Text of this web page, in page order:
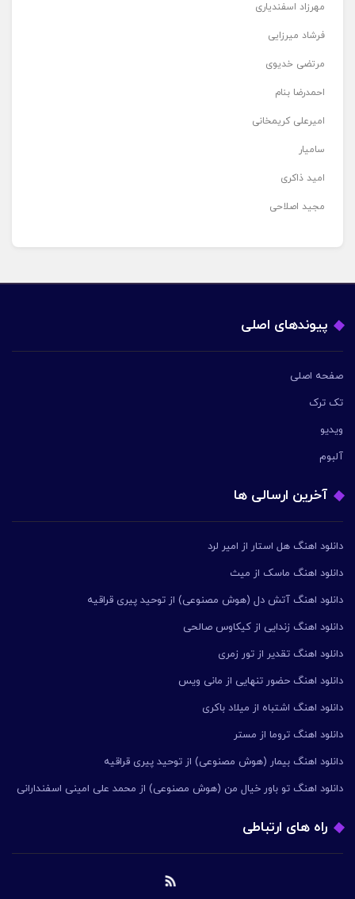
مهرزاد اسفندیاری
فرشاد میرزایی
مرتضی خدیوی
احمدرضا بنام
امیرعلی کریمخانی
سامیار
امید ذاکری
مجید اصلاحی
پیوندهای اصلی
صفحه اصلی
تک ترک
ویدیو
آلبوم
آخرین ارسالی ها
دانلود اهنگ هل استار از امیر لرد
دانلود اهنگ ماسک از میث
دانلود اهنگ آتش دل (هوش مصنوعی) از توحید پیری قراقیه
دانلود اهنگ زندایی از کیکاوس صالحی
دانلود اهنگ تقدیر از تور زمری
دانلود اهنگ حضور تنهایی از مانی ویس
دانلود اهنگ اشتباه از میلاد باکری
دانلود اهنگ تروما از مستر
دانلود اهنگ بیمار (هوش مصنوعی) از توحید پیری قراقیه
دانلود اهنگ تو باور خیال من (هوش مصنوعی) از محمد علی امینی اسفندارانی
راه های ارتباطی